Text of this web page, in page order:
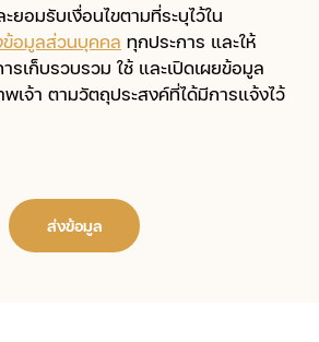
ยอมรับเงื่อนไขตามที่ระบุไว้ใน
อมูลส่วนบุคคล ทุกประการ และให้
รเก็บรวบรวม ใช้ และเปิดเผยข้อมูล
เจ้า ตามวัตถุประสงค์ที่ได้มีการแจ้งไว้
ส่งข้อมูล